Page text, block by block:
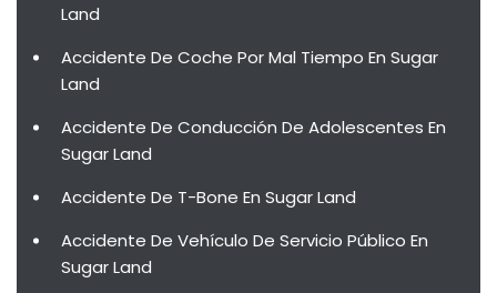
Land
Accidente De Coche Por Mal Tiempo En Sugar
Land
Accidente De Conducción De Adolescentes En
Sugar Land
Accidente De T-Bone En Sugar Land
Accidente De Vehículo De Servicio Público En
Sugar Land